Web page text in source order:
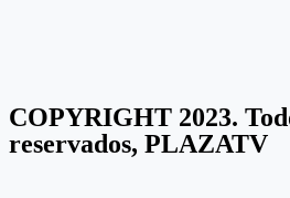
COPYRIGHT 2023.
reservados, PLAZATV